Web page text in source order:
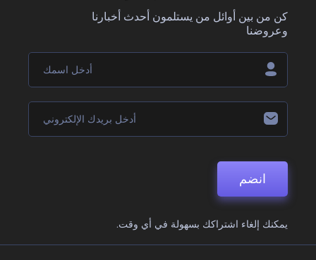
كن من بين أوائل من يستلمون أحدث أخبارنا
وعروضنا
انضم
يمكنك إلغاء اشتراكك بسهولة في أي وقت.